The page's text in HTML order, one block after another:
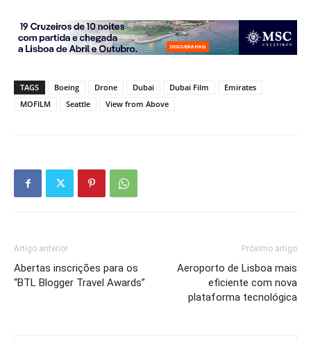
TAGS Boeing Drone Dubai Dubai Film
Emirates
MOFILM
Seattle View from Above
Artigo anterior
Abertas inscrições para os
“BTL Blogger Travel Awards”
Próximo artigo
Aeroporto de Lisboa mais
eficiente com nova
plataforma tecnológica